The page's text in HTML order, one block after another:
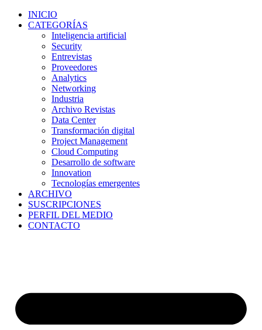
INICIO
CATEGORÍAS
Inteligencia artificial
Security
Entrevistas
Proveedores
Analytics
Networking
Industria
Archivo Revistas
Data Center
Transformación digital
Project Management
Cloud Computing
Desarrollo de software
Innovation
Tecnologías emergentes
ARCHIVO
SUSCRIPCIONES
PERFIL DEL MEDIO
CONTACTO